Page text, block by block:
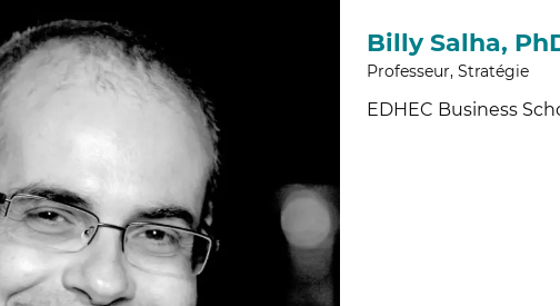
Billy Salha,
Professeur, Stratégie
EDHEC Business